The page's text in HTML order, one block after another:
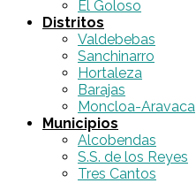
El Goloso
Distritos
Valdebebas
Sanchinarro
Hortaleza
Barajas
Moncloa-Aravaca
Municipios
Alcobendas
S.S. de los Reyes
Tres Cantos